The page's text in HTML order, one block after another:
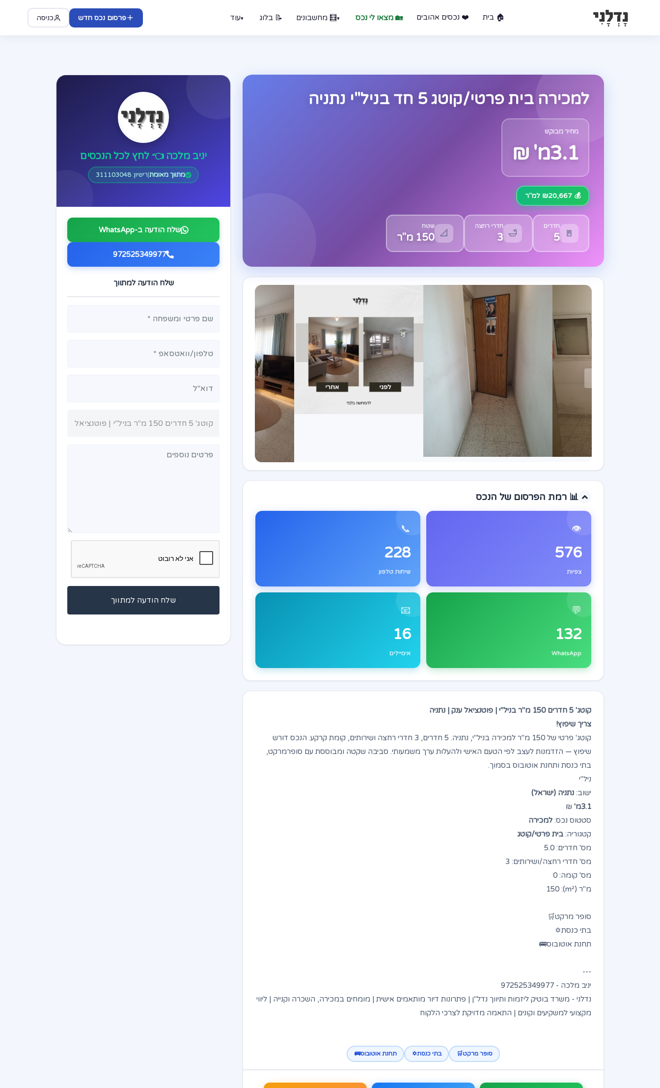
🏠 בית ❤️ נכסים אהובים 🏡 מצאו לי נכס 🧮 מחשבונים 📝 בלוג עוד פרסום נכס חדש כניסה
למכירה בית פרטי/קוטג 5 חד בניל"י נתניה
מחיר מבוקש
3.1מ' ₪
💰 ₪20,667 למ"ר
🚪
חדרים
5
🛁
חדרי רחצה
3
📐
שטח
150 מ"ר
📊 רמת הפרסום של הנכס
👁️
576
צפיות
📞
228
שיחות טלפון
💬
132
WhatsApp
📧
16
אימיילים
קוטג' 5 חדרים 150 מ"ר בניל"י | פוטנציאל ענק | נתניה
צריך שיפוץ!
קוטג' פרטי של 150 מ"ר למכירה בניל"י, נתניה. 5 חדרים, 3 חדרי רחצה ושירותים, קומת קרקע. הנכס דורש
שיפוץ — הזדמנות לעצב לפי הטעם האישי ולהעלות ערך משמעותי. סביבה שקטה ומבוססת עם סופרמרקט,
בתי כנסת ותחנת אוטובוס בסמוך.
ניל"י
ישוב: נתניה (ישראל)
3.1מ'
₪
סטטוס נכס: למכירה
קטגוריה: בית פרטי/קוטג
מס' חדרים: 5.0
מס' חדרי רחצה/ושירותים: 3
מס' קומה: 0
מ"ר (m²): 150
סופר מרקט🛒
בתי כנסת✡️
תחנת אוטובוס🚌
---
יניב מלכה - 972525349977
נדלני - משרד בוטיק ליזמות ותיווך נדל"ן | פתרונות דיור מותאמים אישית | מומחים במכירה, השכרה וקנייה | ליווי
מקצועי למשקיעים וקונים | התאמה מדויקת לצרכי הלקוח
סופר מרקט🛒 בתי כנסת✡️ תחנת אוטובוס🚌
יניב מלכה 👈 לחץ לכל הנכסים
מתווך מאומת|רישיון: 311103048
שלח הודעה ב-WhatsApp
972525349977
שלח הודעה למתווך
שלח הודעה למתווך